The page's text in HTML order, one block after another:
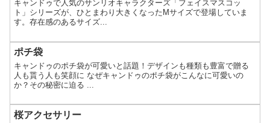
キャンドゥで人気のサンリオキャラクターズ「フェイスマスコッ
ト」シリーズが、ひとまわり大きくなったMサイズで登場していま
す。存在感のあるサイズ...
ポチ袋
キャンドゥのポチ袋が可愛いと話題！デザインも種類も豊富で贈る
人も貰う人も笑顔に なぜキャンドゥのポチ袋がこんなに可愛いの
か？その秘密に迫る ...
桜アクセサリー